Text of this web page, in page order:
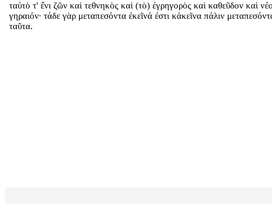
ταὐτὸ τ' ἔνι ζῶν καὶ τεθνηκὸς καὶ (τὸ) ἐγρηγορὸς καὶ καθεῦδον καὶ
γηραιόν· τάδε γὰρ μεταπεσόντα ἐκεῖνά ἐστι κἀκεῖνα πάλιν
ταῦτα.